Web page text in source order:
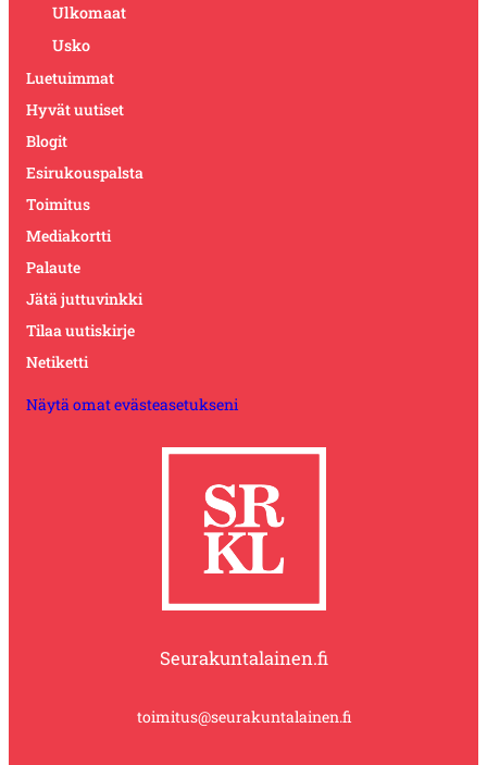
Ulkomaat
Usko
Luetuimmat
Hyvät uutiset
Blogit
Esirukouspalsta
Toimitus
Mediakortti
Palaute
Jätä juttuvinkki
Tilaa uutiskirje
Netiketti
Näytä omat evästeasetukseni
Seurakuntalainen.fi
toimitus@seurakuntalainen.fi